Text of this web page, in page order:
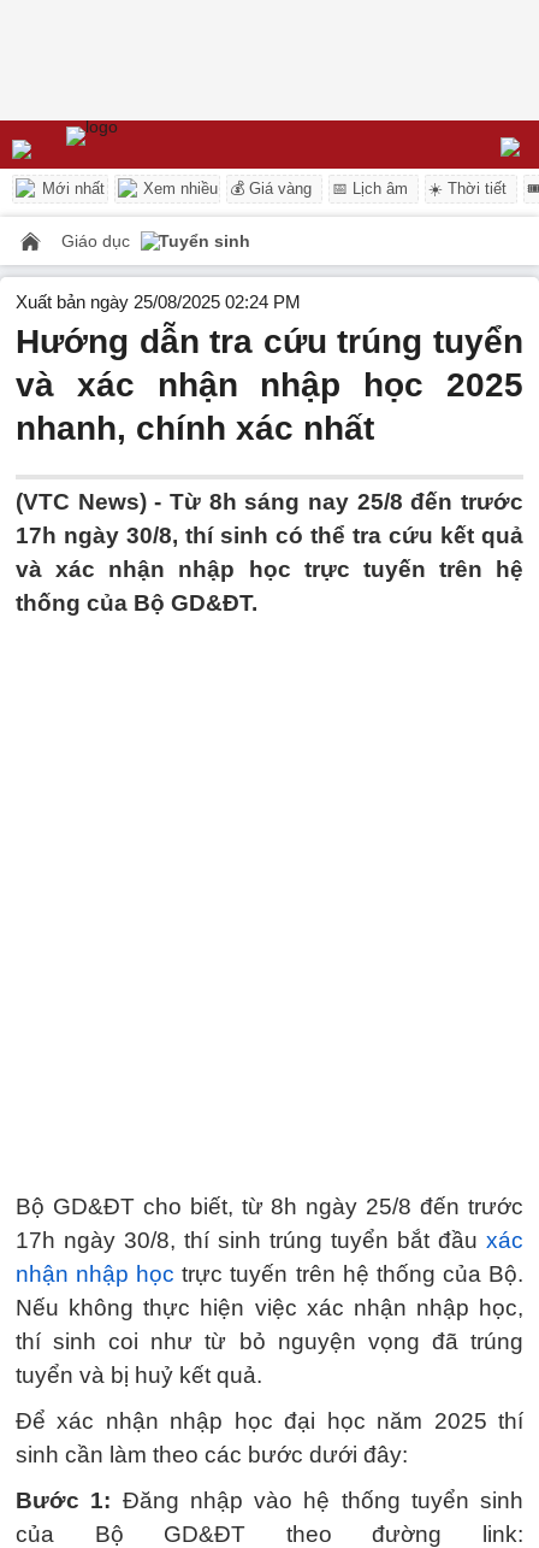
Mới nhất Xem nhiều 💰 Giá vàng 📅 Lịch âm ☀️ Thời tiết
Giáo dục Tuyển sinh
Xuất bản ngày 25/08/2025 02:24 PM
Hướng dẫn tra cứu trúng tuyển
và xác nhận nhập học 2025
nhanh, chính xác nhất
(VTC News) - Từ 8h sáng nay 25/8 đến trước
17h ngày 30/8, thí sinh có thể tra cứu kết quả
và xác nhận nhập học trực tuyến trên hệ
thống của Bộ GD&ĐT.
Bộ GD&ĐT cho biết, từ 8h ngày 25/8 đến trước
17h ngày 30/8, thí sinh trúng tuyển bắt đầu xác
nhận nhập họctrực tuyến trên hệ thống của Bộ.
Nếu không thực hiện việc xác nhận nhập học,
thí sinh coi như từ bỏ nguyện vọng đã trúng
tuyển và bị huỷ kết quả.
Để xác nhận nhập học đại học năm 2025 thí
sinh cần làm theo các bước dưới đây:
Bước 1: Đăng nhập vào hệ thống tuyển sinh
của Bộ GD&ĐT theo đường link: